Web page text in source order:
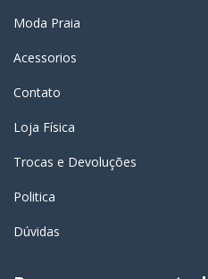
Moda Praia
Acessorios
Contato
Loja Física
Trocas e Devoluções
Politica
Dúvidas